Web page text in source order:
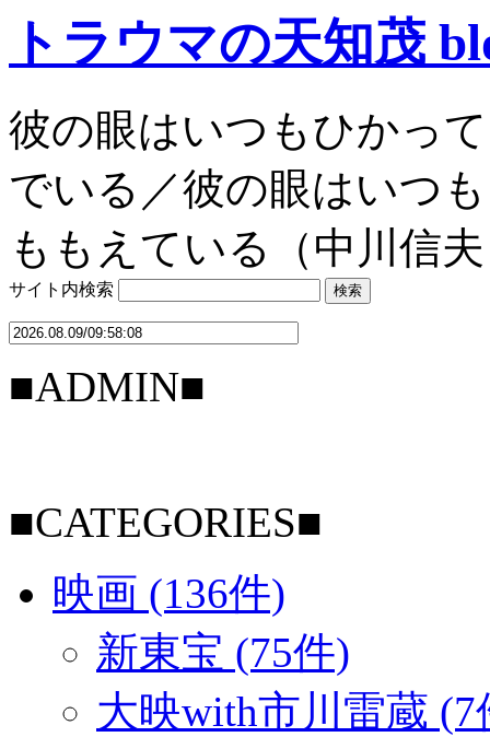
トラウマの天知茂
彼の眼はいつもひかっ
でいる／彼の眼はいつ
ももえている（中川信
サイト内検索
■ADMIN■
■CATEGORIES■
映画 (136件)
新東宝 (75件)
大映with市川雷蔵 (7